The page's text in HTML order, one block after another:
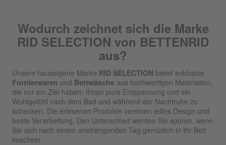
Wodurch zeichnet sich die Marke
RID SELECTION von BETTENRID
aus?
Unsere hauseigene Marke RID SELECTION bietet exklusive
Frottierwaren und Bettwäsche aus hochwertigen Materialien,
die nur ein Ziel haben: Ihnen pure Entspannung und ein
Wohlgefühl nach dem Bad und während der Nachtruhe zu
schenken. Die erlesenen Produkte vereinen edles Design und
beste Verarbeitung. Den Unterschied werden Sie spüren, wenn
Sie sich nach einem anstrengenden Tag gemütlich in Ihr Bett
kuscheln.